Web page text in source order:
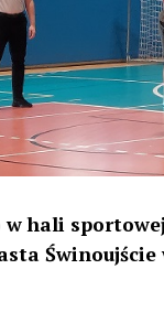
w hali
Świnoujście